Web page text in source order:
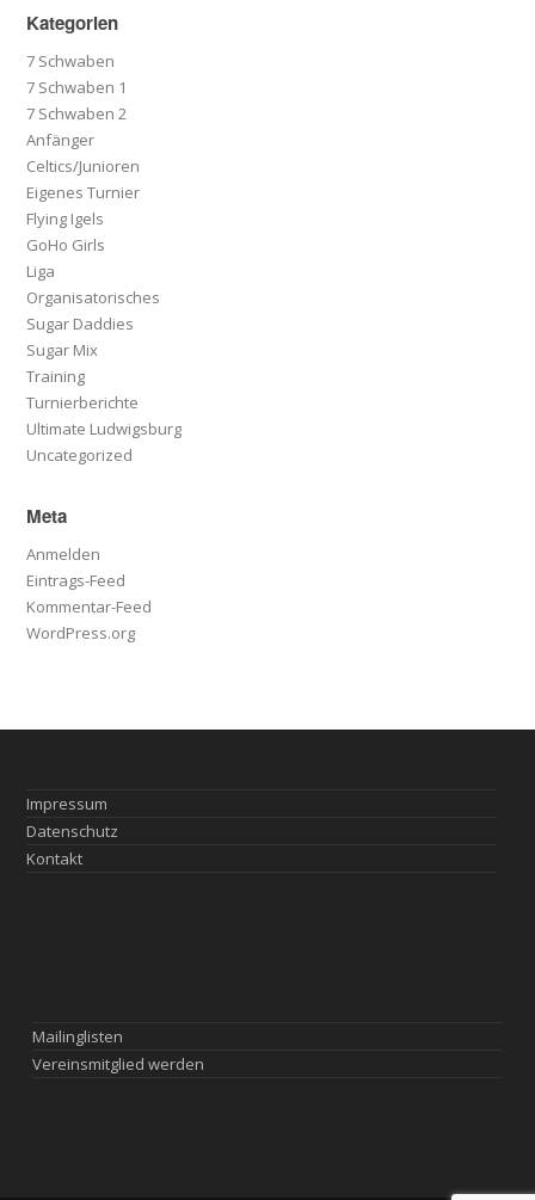
Kategorien
7 Schwaben
7 Schwaben 1
7 Schwaben 2
Anfänger
Celtics/Junioren
Eigenes Turnier
Flying Igels
GoHo Girls
Liga
Organisatorisches
Sugar Daddies
Sugar Mix
Training
Turnierberichte
Ultimate Ludwigsburg
Uncategorized
Meta
Anmelden
Eintrags-Feed
Kommentar-Feed
WordPress.org
Impressum
Datenschutz
Kontakt
Mailinglisten
Vereinsmitglied werden